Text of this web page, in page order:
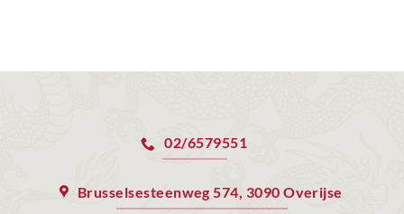
02/6579551
Brusselsesteenweg 574, 3090 Overijse